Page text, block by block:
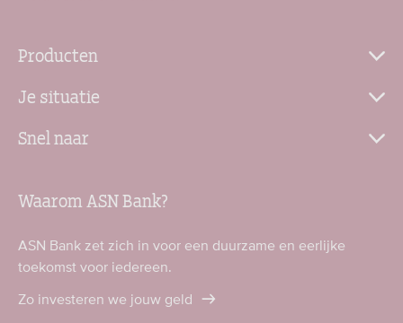
Producten
Je situatie
Snel naar
Waarom ASN Bank?
ASN Bank zet zich in voor een duurzame en eerlijke
toekomst voor iedereen.
Zo investeren we jouw geld